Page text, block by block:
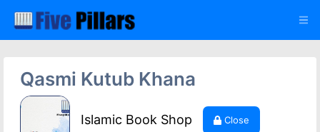
Qasmi Kutub Khana
Islamic Book Shop Close